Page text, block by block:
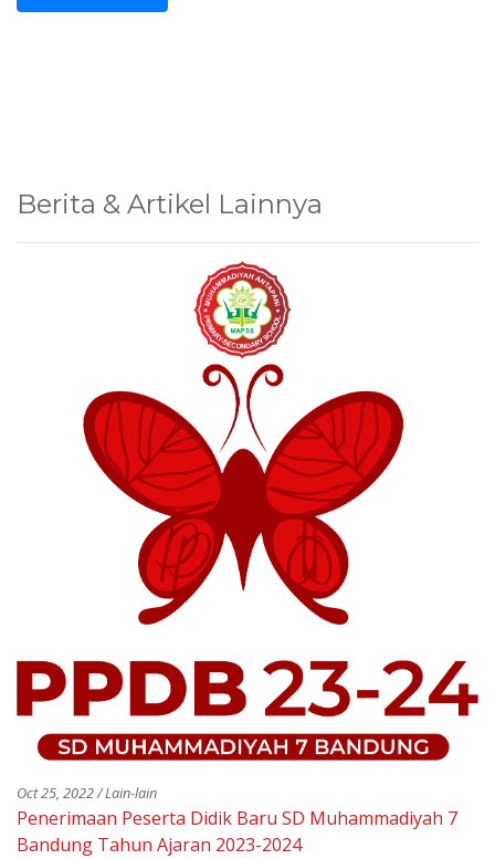
Berita & Artikel Lainnya
Oct 25, 2022 / Lain-lain
Penerimaan Peserta Didik Baru SD Muhammadiyah 7
Bandung Tahun Ajaran 2023-2024